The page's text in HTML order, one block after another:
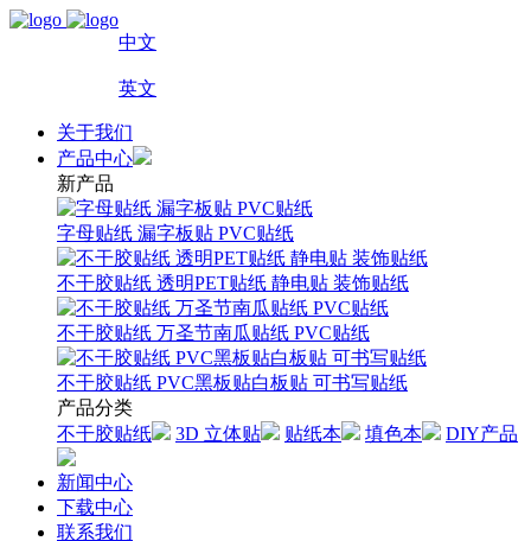
中文
英文
关于我们
产品中心
新产品
字母贴纸 漏字板贴 PVC贴纸
不干胶贴纸 透明PET贴纸 静电贴 装饰贴纸
不干胶贴纸 万圣节南瓜贴纸 PVC贴纸
不干胶贴纸 PVC黑板贴白板贴 可书写贴纸
产品分类
不干胶贴纸
3D 立体贴 贴纸本 填色本 DIY产品
新闻中心
下载中心
联系我们